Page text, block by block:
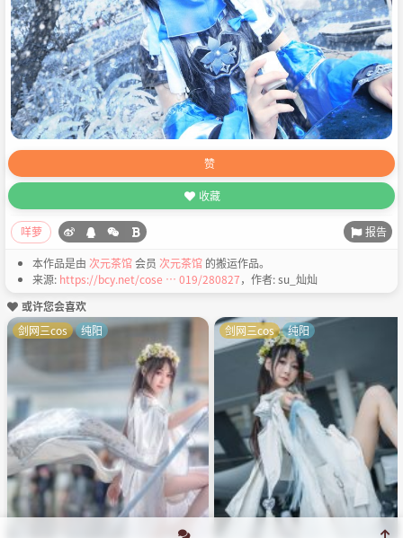
赞
收藏
咩萝 报告
本作品是由 次元茶馆会员 次元茶馆 的搬运作品。
来源: https://bcy.net/cose … 019/280827，作者: su_灿灿
或许您会喜欢
剑网三cos
纯阳 剑网三cos 纯阳